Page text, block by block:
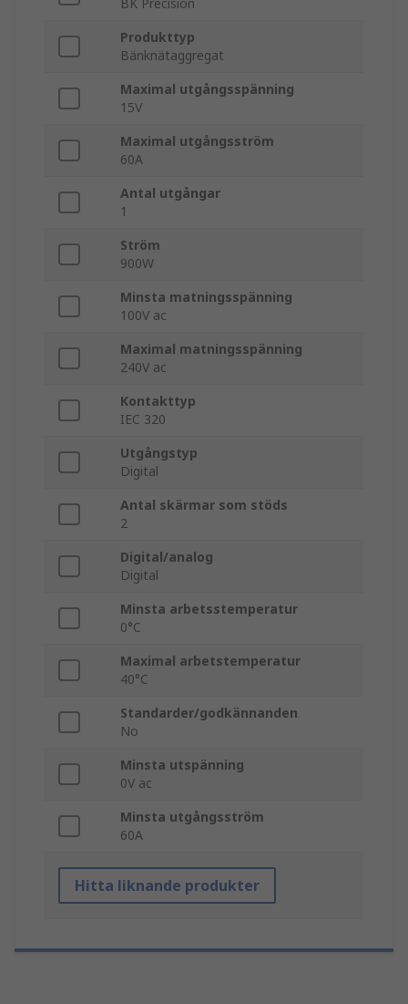
BK Precision
Produkttyp
Bänknätaggregat
Maximal utgångsspänning
15V
Maximal utgångsström
60A
Antal utgångar
1
Ström
900W
Minsta matningsspänning
100V ac
Maximal matningsspänning
240V ac
Kontakttyp
IEC 320
Utgångstyp
Digital
Antal skärmar som stöds
2
Digital/analog
Digital
Minsta arbetsstemperatur
0°C
Maximal arbetstemperatur
40°C
Standarder/godkännanden
No
Minsta utspänning
0V ac
Minsta utgångsström
60A
Hitta liknande produkter